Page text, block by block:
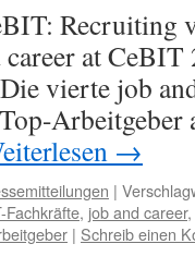
Recruiting
at
vierte job
Arbeitgeber
→
|
Fachkräfte, job and career,
| Schreib einen